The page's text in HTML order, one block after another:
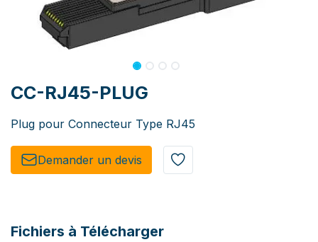
CC-RJ45-PLUG
Plug pour Connecteur Type RJ45
Demander un de​​vis​​
Fichiers à Télécharger